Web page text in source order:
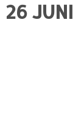
26 JUNI